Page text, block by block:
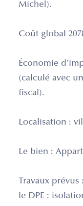
Michel).
Coût global
Économie
(calculé avec
fiscal).
Localisation :
Le bien :
Travaux
le DPE :